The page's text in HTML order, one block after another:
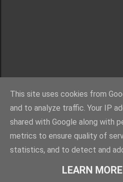
Mogelijk
This site uses cookies from
and to analyze traffic. Your IP
shared with Google along with
metrics to ensure quality of
statistics, and to detect and
LEARN MORE